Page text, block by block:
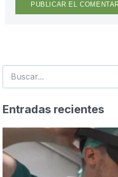
Entradas recientes